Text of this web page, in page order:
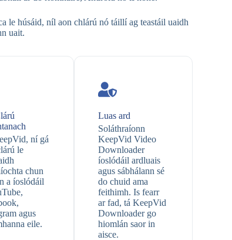
húsáid, níl aon chlárú nó táillí ag teastáil uaidh
uait.
ní gá
le
chun
a íoslódáil
agus
eile.
Luas ard
Soláthraíonn
KeepVid Video
Downloader
íoslódáil ardluais
agus sábhálann sé
do chuid ama
feithimh. Is fearr
ar fad, tá KeepVid
Downloader go
hiomlán saor in
aisce.